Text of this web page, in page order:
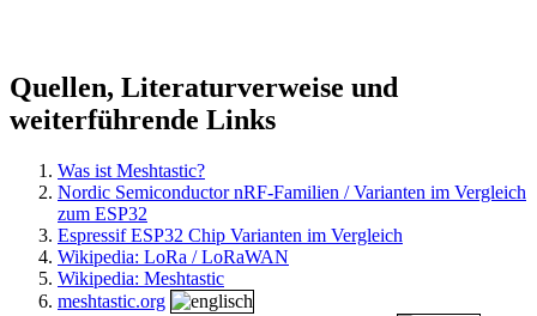
Quellen, Literaturverweise und
weiterführende Links
Was ist Meshtastic?
Nordic Semiconductor nRF-Familien / Varianten im Vergleich
zum ESP32
Espressif ESP32 Chip Varianten im Vergleich
Wikipedia: LoRa / LoRaWAN
Wikipedia: Meshtastic
meshtastic.org